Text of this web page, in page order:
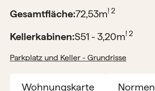
Gesamtfläche:72,53m! 2
Kellerkabinen:S51 - 3,20m! 2
Parkplatz und Keller - Grundrisse
Wohnungskarte Normen